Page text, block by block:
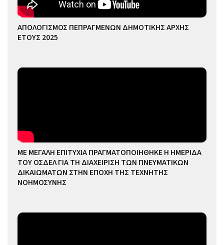
ΑΠΟΛΟΓΙΣΜΟΣ ΠΕΠΡΑΓΜΕΝΩΝ ΔΗΜΟΤΙΚΗΣ ΑΡΧΗΣ
ΕΤΟΥΣ 2025
ΜΕ ΜΕΓΑΛΗ ΕΠΙΤΥΧΙΑ ΠΡΑΓΜΑΤΟΠΟΙΗΘΗΚΕ Η ΗΜΕΡΙΔΑ
ΤΟΥ ΟΣΔΕΛ ΓΙΑ ΤΗ ΔΙΑΧΕΙΡΙΣΗ ΤΩΝ ΠΝΕΥΜΑΤΙΚΩΝ
ΔΙΚΑΙΩΜΑΤΩΝ ΣΤΗΝ ΕΠΟΧΗ ΤΗΣ ΤΕΧΝΗΤΗΣ
ΝΟΗΜΟΣΥΝΗΣ